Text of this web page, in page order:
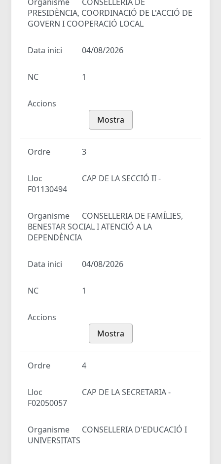
PRESIDÈNCIA, COORDINACIÓ DE L'ACCIÓ DE
GOVERN I COOPERACIÓ LOCAL
Data inici 04/08/2026
NC 1
Accions
Mostra
Ordre 3
Lloc
CAP DE LA SECCIÓ II -
F01130494
Organisme
CONSELLERIA DE FAMÍLIES,
BENESTAR SOCIAL I ATENCIÓ A LA
DEPENDÈNCIA
Data inici 04/08/2026
NC 1
Accions
Mostra
Ordre 4
Lloc
CAP DE LA SECRETARIA -
F02050057
Organisme
CONSELLERIA D'EDUCACIÓ I
UNIVERSITATS